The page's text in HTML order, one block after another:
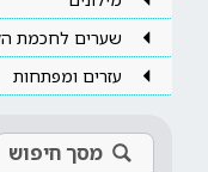
שערים לחכמת
עזרים ומפתחות
מסך חיפוש